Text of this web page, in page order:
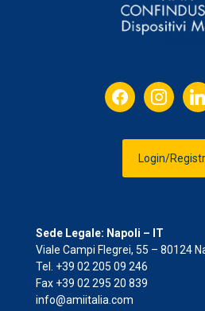
facebookinstagram
Login/
Sede Legale: Napoli – IT
Viale Campi Flegrei, 55 – 80124
Tel. +39 02 205 09 246
Fax +39 02 295 20 839
info@amiitalia.com